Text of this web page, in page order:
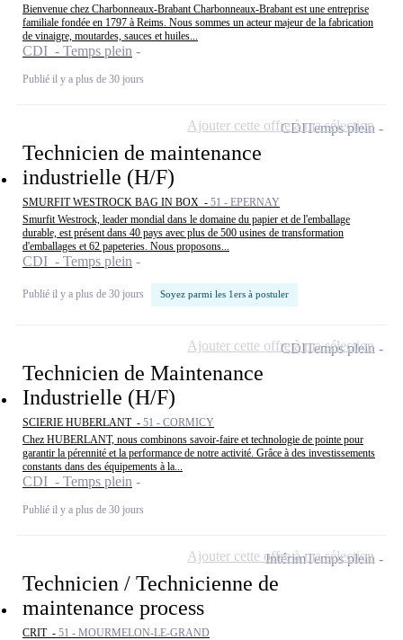
Bienvenue chez Charbonneaux-Brabant Charbonneaux-Brabant est une entreprise
familiale fondée en 1797 à Reims. Nous sommes un acteur majeur de la fabrication
de vinaigre, moutardes, sauces et huiles...
CDI - Temps plein
Publié il y a plus de 30 jours
Technicien de maintenance
industrielle (H/F)
SMURFIT WESTROCK BAG IN BOX - 51 - EPERNAY
Smurfit Westrock, leader mondial dans le domaine du papier et de l'emballage
durable, est présent dans 40 pays avec plus de 500 usines de transformation
d'emballages et 62 papeteries. Nous proposons...
CDI - Temps plein
Publié il y a plus de 30 jours Soyez parmi les 1ers à postuler
CDITemps plein
Ajouter cette offre à ma sélection
Technicien de Maintenance
Industrielle (H/F)
SCIERIE HUBERLANT - 51 - CORMICY
Chez HUBERLANT, nous combinons savoir-faire et technologie de pointe pour
garantir la pérennité et la performance de notre activité. Grâce à des investissements
constants dans des équipements à la...
CDI - Temps plein
Publié il y a plus de 30 jours
CDITemps plein
Ajouter cette offre à ma sélection
Technicien / Technicienne de
maintenance process
CRIT - 51 - MOURMELON-LE-GRAND
IntérimTemps plein
Ajouter cette offre à ma sélection